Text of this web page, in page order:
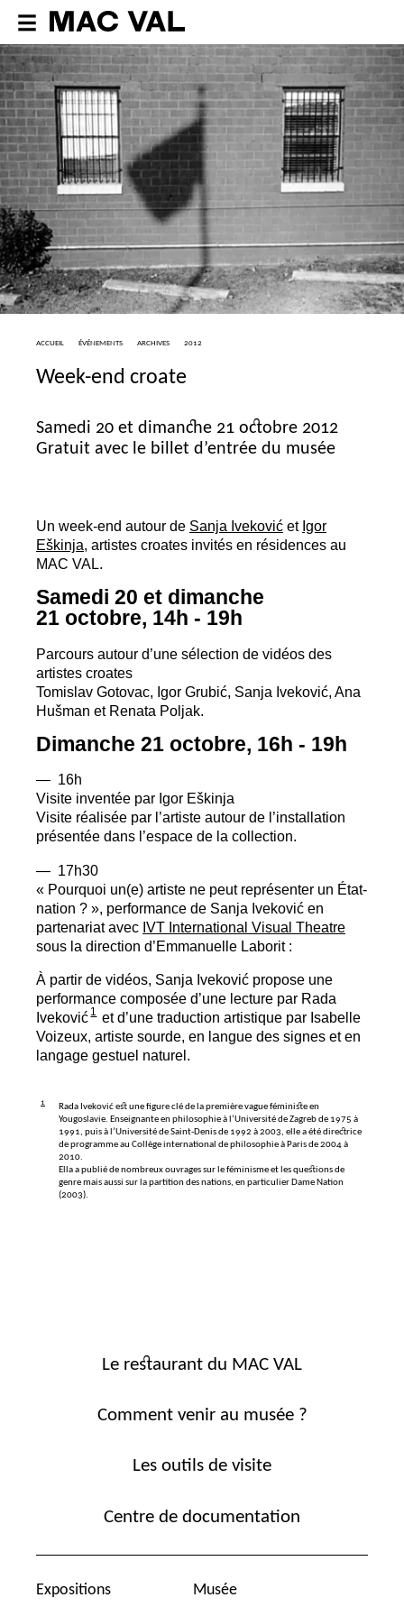
ACCUEIL ÉVÉNEMENTS ARCHIVES 2012
Week-end croate
Samedi 20 et dimanche 21 octobre 2012
Gratuit avec le billet d’entrée du musée
Un week-end autour de Sanja Iveković et Igor
Eškinja, artistes croates invités en résidences au
MAC VAL.
Samedi 20 et dimanche
21 octobre, 14h - 19h
Parcours autour d’une sélection de vidéos des
artistes croates
Tomislav Gotovac, Igor Grubić, Sanja Iveković, Ana
Hušman et Renata Poljak.
Dimanche 21 octobre, 16h - 19h
— 16h
Visite inventée par Igor Eškinja
Visite réalisée par l’artiste autour de l’installation
présentée dans l’espace de la collection.
— 17h30
« Pourquoi un(e) artiste ne peut représenter un État-
nation ? », performance de Sanja Iveković en
partenariat avec IVT International Visual Theatre
sous la direction d’Emmanuelle Laborit :
À partir de vidéos, Sanja Iveković propose une
performance composée d’une lecture par Rada
Iveković 1 et d’une traduction artistique par Isabelle
Voizeux, artiste sourde, en langue des signes et en
langage gestuel naturel.
1
Rada Iveković est une figure clé de la première vague féministe en
Yougoslavie. Enseignante en philosophie à l’Université de Zagreb de 1975 à
1991, puis à l’Université de Saint-Denis de 1992 à 2003, elle a été directrice
de programme au Collège international de philosophie à Paris de 2004 à
2010.
Ella a publié de nombreux ouvrages sur le féminisme et les questions de
genre mais aussi sur la partition des nations, en particulier Dame Nation
(2003).
Le restaurant du MAC VAL
Comment venir au musée ?
Les outils de visite
Centre de documentation
Expositions Musée